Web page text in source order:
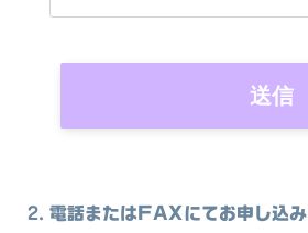
電話またはFAXにてお申し込み